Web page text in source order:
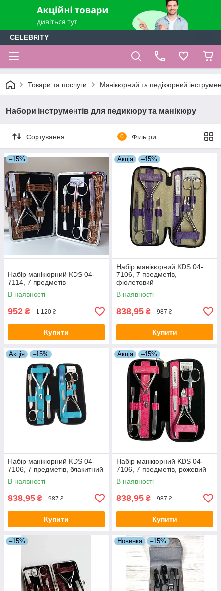
CELEBRITY
Товари та послуги Манікюрний та педікюрний
Набори інструментів для педикюру та манікюру
Сортування 0 Фільтри
–15%
Набір манікюрний KDS 04-
7114, 7 предметів
В наявності
952 ₴ 1 120 ₴
Купити
Акція –15%
Набір манікюрний KDS 04-
7106, 7 предметів,
фіолетовий
В наявності
838,95 ₴ 987 ₴
Купити
Акція –15%
Набір манікюрний KDS 04-
7106, 7 предметів, блакитний
В наявності
838,95 ₴ 987 ₴
Купити
Акція –15%
Набір манікюрний KDS 04-
7106, 7 предметів, рожевий
В наявності
838,95 ₴ 987 ₴
Купити
–15% Новинка –15%